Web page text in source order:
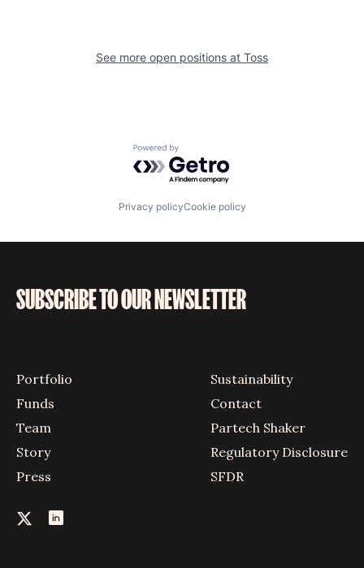
See more open positions at Toss
Powered by Getro.com
Privacy policyCookie policy
SUBSCRIBE TO OUR NEWSLETTER
Portfolio
Funds
Team
Story
Press
Sustainability
Contact
Partech Shaker
Regulatory Disclosure
SFDR